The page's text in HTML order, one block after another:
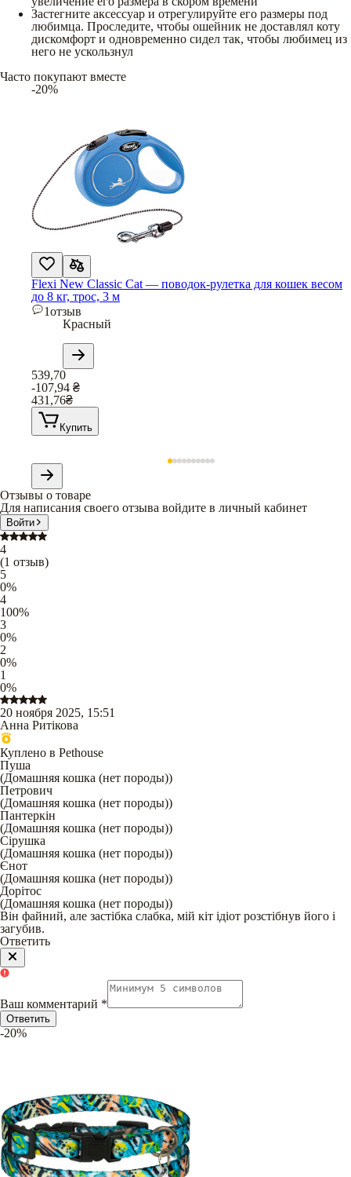
Застегните аксессуар и отрегулируйте его размеры под
любимца. Проследите, чтобы ошейник не доставлял коту
дискомфорт и одновременно сидел так, чтобы любимец из
него не ускользнул
Часто покупают вместе
-20%
Flexi New Classic Cat — поводок-рулетка для кошек весом
до 8 кг, трос, 3 м
1отзыв
Красный
539,70
-107,94 ₴
431,76₴
Купить
Отзывы о товаре
Для написания своего отзыва войдите в личный кабинет
Войти
4
(1 отзыв)
5
0%
4
100%
3
0%
2
0%
1
0%
20 ноября 2025, 15:51
Анна Ритікова
Куплено в Pethouse
Пуша
(Домашняя кошка (нет породы))
Петрович
(Домашняя кошка (нет породы))
Пантеркін
(Домашняя кошка (нет породы))
Сірушка
(Домашняя кошка (нет породы))
Єнот
(Домашняя кошка (нет породы))
Дорітос
(Домашняя кошка (нет породы))
Він файний, але застібка слабка, мій кіт ідіот розстібнув його і
загубив.
Ответить
Ваш комментарий *
Ответить
-20%